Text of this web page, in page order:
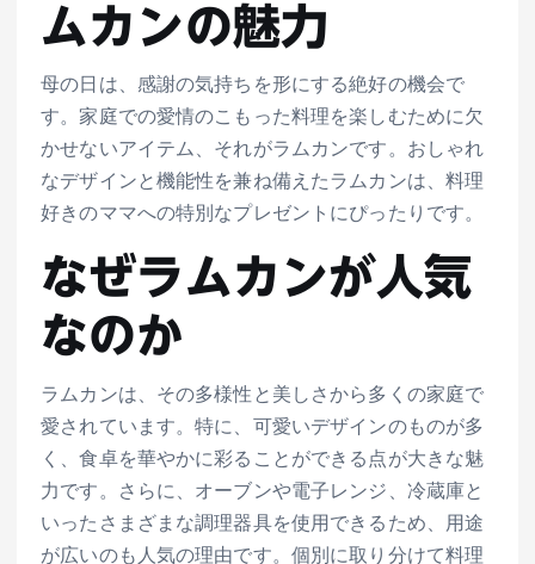
ムカンの魅力
母の日は、感謝の気持ちを形にする絶好の機会で
す。家庭での愛情のこもった料理を楽しむために欠
かせないアイテム、それがラムカンです。おしゃれ
なデザインと機能性を兼ね備えたラムカンは、料理
好きのママへの特別なプレゼントにぴったりです。
なぜラムカンが人気
なのか
ラムカンは、その多様性と美しさから多くの家庭で
愛されています。特に、可愛いデザインのものが多
く、食卓を華やかに彩ることができる点が大きな魅
力です。さらに、オーブンや電子レンジ、冷蔵庫と
いったさまざまな調理器具を使用できるため、用途
が広いのも人気の理由です。個別に取り分けて料理